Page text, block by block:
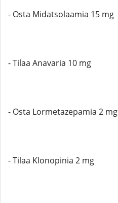
- Osta Midatsolaamia 15 mg
- Tilaa Anavaria 10 mg
- Osta Lormetazepamia 2 mg
- Tilaa Klonopinia 2 mg